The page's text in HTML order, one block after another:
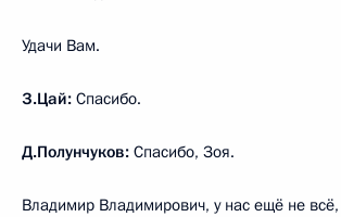
Удачи Вам.
З.Цай: Спасибо.
Д.Полунчуков: Спасибо, Зоя.
Владимир Владимирович, у нас ещё не всё,